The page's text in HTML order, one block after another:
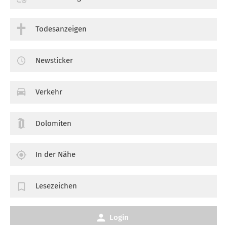
Todesanzeigen
Newsticker
Verkehr
Dolomiten
In der Nähe
Lesezeichen
Login